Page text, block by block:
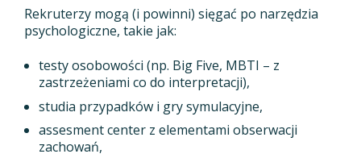
Rekruterzy mogą (i powinni) sięgać po narzędzia
psychologiczne, takie jak:
testy osobowości (np. Big Five, MBTI – z
zastrzeżeniami co do interpretacji),
studia przypadków i gry symulacyjne,
assesment center z elementami obserwacji
zachowań,